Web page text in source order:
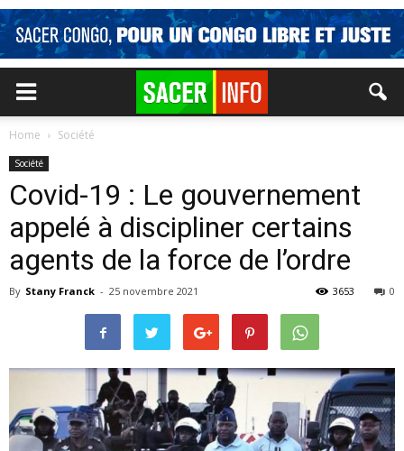
Home Société
Société
Covid-19 : Le gouvernement
appelé à discipliner certains
agents de la force de l’ordre
By Stany Franck - 25 novembre 2021 0
3653